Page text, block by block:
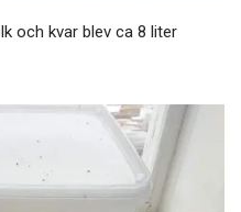
och kvar blev ca 8 liter